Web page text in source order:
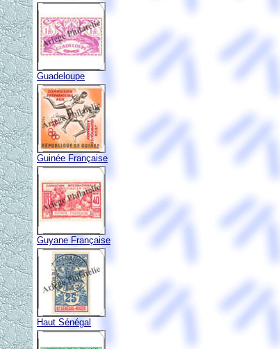
Guadeloupe
Guinée Française
Guyane Française
Haut Sénégal